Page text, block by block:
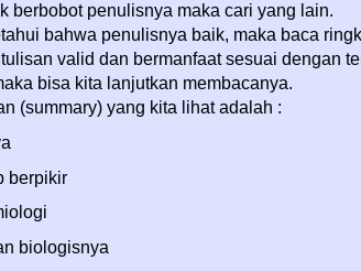
berbobot penulisnya maka cari yang lain.
bahwa penulisnya baik, maka baca
valid dan bermanfaat sesuai dengan
bisa kita lanjutkan membacanya.
(summary) yang kita lihat adalah :
berpikir
biologisnya